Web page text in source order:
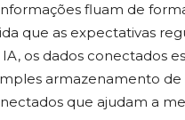
fluam de
que as expectativas
os dados conectados
armazenamento
que ajudam a